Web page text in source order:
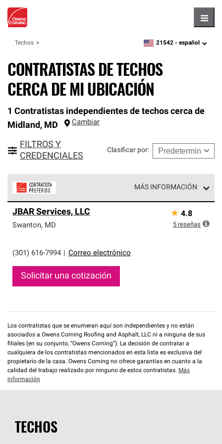
Techos zipcode,language
21542 - español
CONTRATISTAS DE TECHOS
CERCA DE MI UBICACIÓN
1 Contratistas independientes de techos cerca de
Midland, MD Cambiar
FILTROS Y
CREDENCIALES
Clasificar por:
MÁS INFORMACIÓN
parte de una red exclusiva de profesionales de techos
que cumplen con altos estándares y requisitos estrictos
JBAR Services, LLC
Swanton, MD
(301) 616-7994 Correo electrónico
Solicitar una cotización
★ 4.8
5 reseñas
Los contratistas que se enumeran aquí son independientes y no están
asociados a Owens Corning Roofing and Asphalt, LLC ni a ninguna de sus
filiales (en su conjunto, “Owens Corning”). La decisión de contratar a
cualquiera de los contratistas mencionados en esta lista es exclusiva del
propietario de la casa. Owens Corning no ofrece garantías en cuanto a la
calidad del trabajo realizado por ninguno de estos contratistas. Más
información
TECHOS